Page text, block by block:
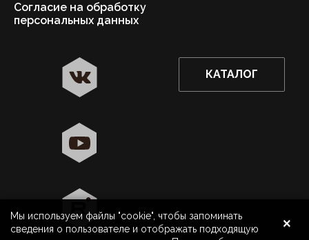
8 800 500 40 40 Москва
Да
Согласие на обработку
персональных данных
КАТАЛОГ
Мы используем файлы "cookie", чтобы запоминать
сведения о пользователе и отображать подходящую
×